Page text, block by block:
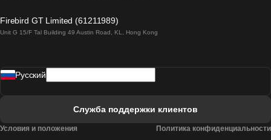
Поезд Лиссабон - Мадрид
Firebird GT Limited (61211989)
Unit G 15/F Tal Building 49 Austin Road, KL, Hong Kong
Pусский
Служба поддержки клиентов
Условия и положения Политика конфиденциальности